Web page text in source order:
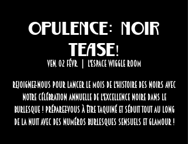
Opulence: Noir
Tease!
ven. 02 févr.
  |
L'Espace Wiggle Room
Rejoignez-nous pour lancer le Mois de l'histoire des Noirs avec
notre célébration annuelle de l'excellence noire dans le
burlesque ! Préparez-vous à être taquiné et séduit tout au long
de la nuit avec des numéros burlesques sensuels et glamour !